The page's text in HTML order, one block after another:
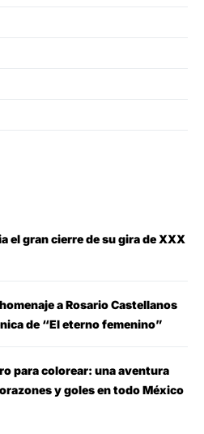
el gran cierre de su gira de XXX
a Rosario Castellanos
de “El eterno femenino”
para colorear: una aventura
y goles en todo México